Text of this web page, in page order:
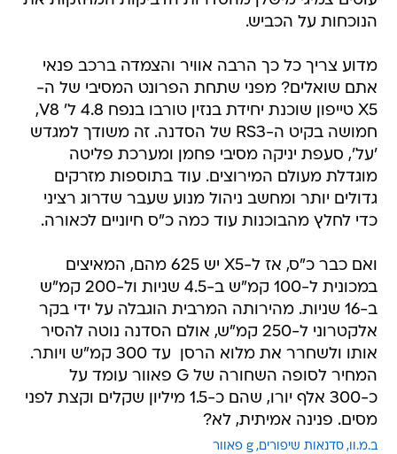
הנוכחות על הכביש.
מדוע צריך כל כך הרבה אוויר והצמדה ברכב פנאי
אתם שואלים? מפני שתחת הפרונט המסיבי של ה-
X5 טייפון שוכנת יחידת בנזין טורבו בנפח 4.8 ל' V8,
חמושה בקיט ה-RS3 של הסדנה. זה משודך למגדש
'על', סעפת יניקה מסיבי פחמן ומערכת פליטה
מוגדלת מעולם המירוצים. עוד בתוספות מזרקים
גדולים יותר ומחשב ניהול מנוע שעבר שדרוג רציני
כדי לחלץ מהבוכנות עוד כמה כ"ס חיוניים לכאורה.
ואם כבר כ"ס, אז ל-X5 יש 625 מהם, המאיצים
במכונית ל-100 קמ"ש ב-4.5 שניות ול-200 קמ"ש
ב-16 שניות. מהירותה המרבית הוגבלה על ידי בקר
אלקטרוני ל-250 קמ"ש, אולם הסדנה נוטה להסיר
אותו ולשחרר את מלוא הרסן  עד 300 קמ"ש ויותר.
המחיר לסופה השחורה של G פאוור עומד על
כ-300 אלף יורו, שהם כ-1.5 מיליון שקלים וקצת לפני
מסים. פנינה אמיתית, לא?
ב.מ.וו סדנאות שיפורים g פאוור